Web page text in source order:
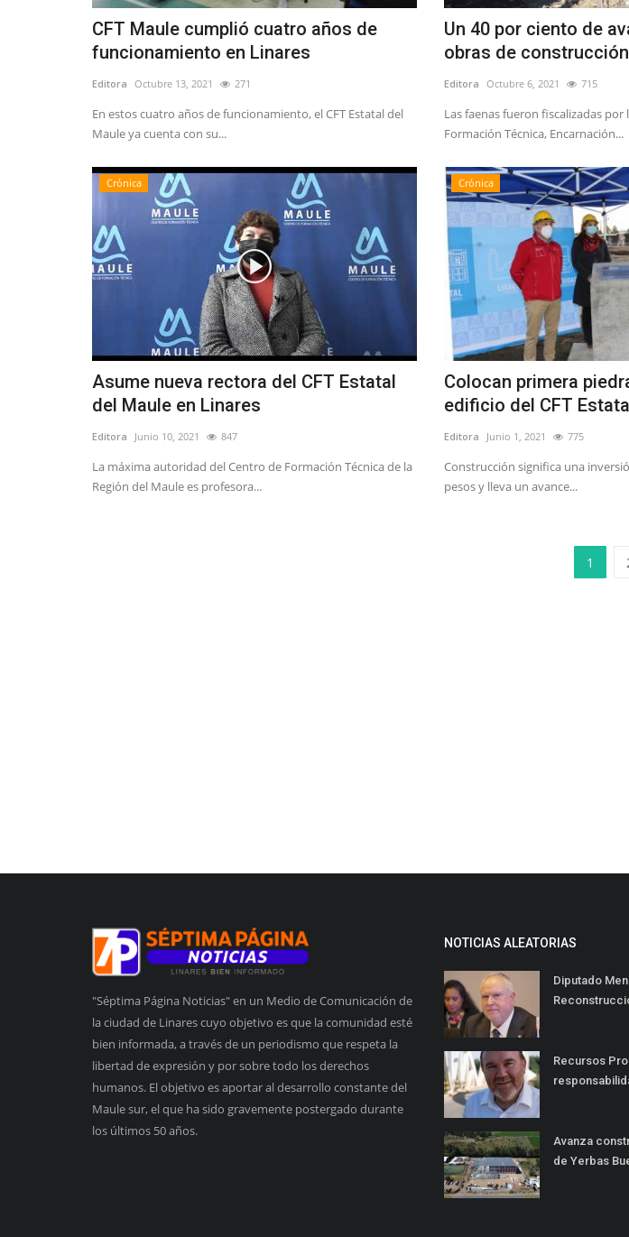
CFT Maule cumplió cuatro años de
funcionamiento en Linares
Editora Octubre 13, 2021 271
En estos cuatro años de funcionamiento, el CFT Estatal del
Maule ya cuenta con su...
Un 40 por ciento de
obras de
Editora Octubre 6, 2021 715
Las faenas fueron fiscalizadas
Formación Técnica, Encarnación...
Crónica
Asume nueva rectora del CFT Estatal
del Maule en Linares
Editora Junio 10, 2021 847
La máxima autoridad del Centro de Formación Técnica de la
Región del Maule es profesora...
Crónica
Colocan primera
edificio del CFT
Editora Junio 1, 2021 775
Construcción significa una
pesos y lleva un avance...
1
"Séptima Página Noticias" en un Medio de Comunicación de
la ciudad de Linares cuyo objetivo es que la comunidad esté
bien informada, a través de un periodismo que respeta la
libertad de expresión y por sobre todo los derechos
humanos. El objetivo es aportar al desarrollo constante del
Maule sur, el que ha sido gravemente postergado durante
los últimos 50 años.
NOTICIAS ALEATORIAS
Diputado
Recursos
Avanza
de Yerbas